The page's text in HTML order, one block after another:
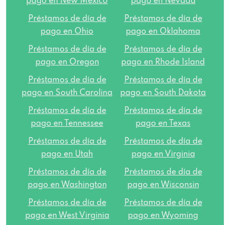
2815 S Oneida St # A, Ashwaubenon, WI
54304
306 S 17th Ave # D, Wausau, WI 54401
World Finance
489 Milwaukee Ave, Burlington, WI 53105
218 E Walworth Ave, Delavan, WI 53115
2206 S 108th St, West Allis, WI 53227
2240 Prairie Ave # 24, Beloit, WI 53511
Préstamos de día de
pago en Ohio
Préstamos de día de
pago en Oklahoma
Préstamos de día de
pago en Oregon
Préstamos de día de
pago en Rhode Island
Préstamos de día de
pago en South Carolina
Préstamos de día de
pago en South Dakota
Préstamos de día de
pago en Tennessee
Préstamos de día de
pago en Texas
Préstamos de día de
pago en Utah
Préstamos de día de
pago en Virginia
Préstamos de día de
pago en Washington
Préstamos de día de
pago en Wisconsin
Préstamos de día de
pago en West Virginia
Préstamos de día de
pago en Wyoming